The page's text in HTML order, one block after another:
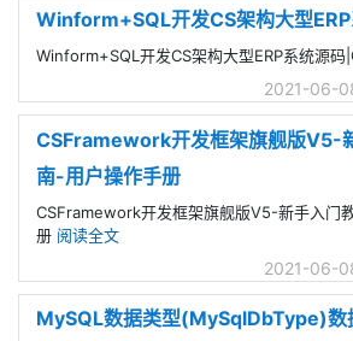
Winform+SQL开发CS架构大型
Winform+SQL开发CS架构大型ERP系统源码
2021-06-
CSFramework开发框架旗舰版V5-
南-用户操作手册
CSFramework开发框架旗舰版V5-新手入门
册 阅读全文
2021-06-
MySQL数据类型(MySqlDbType)数